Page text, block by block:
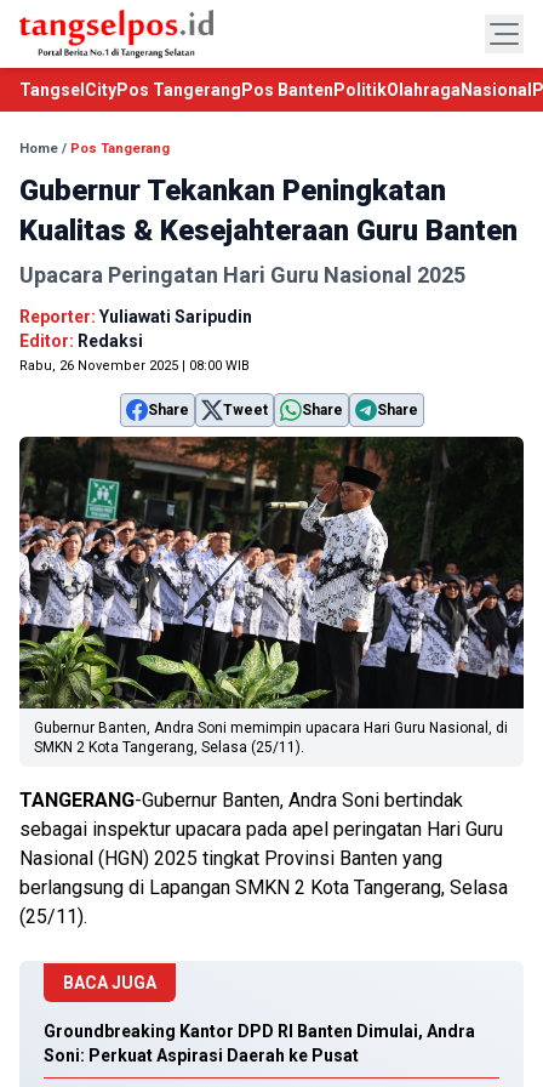
TangselCityPos Tangerang Pos Banten PolitikOlahraga Nasional
Home / Pos Tangerang
Gubernur Tekankan Peningkatan
Kualitas & Kesejahteraan Guru Banten
Upacara Peringatan Hari Guru Nasional 2025
Reporter: Yuliawati Saripudin
Editor: Redaksi
Rabu, 26 November 2025 | 08:00 WIB
Share Tweet Share Share
Gubernur Banten, Andra Soni memimpin upacara Hari Guru Nasional, di
SMKN 2 Kota Tangerang, Selasa (25/11).
TANGERANG-Gubernur Banten, Andra Soni bertindak
sebagai inspektur upacara pada apel peringatan Hari Guru
Nasional (HGN) 2025 tingkat Provinsi Banten yang
berlangsung di Lapangan SMKN 2 Kota Tangerang, Selasa
(25/11).
BACA JUGA
Groundbreaking Kantor DPD RI Banten Dimulai, Andra
Soni: Perkuat Aspirasi Daerah ke Pusat